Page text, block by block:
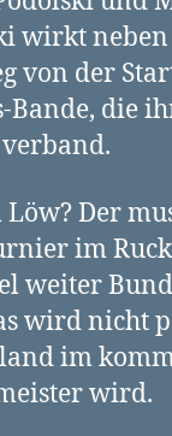
wirkt
von der
Bande, die
Der
im
weiter
wird nicht
im
wird.